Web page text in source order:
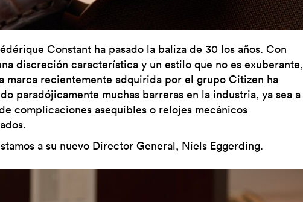
Constant ha pasado la baliza de 30 los años. Con
discreción característica y un estilo que no es exuberante,
marca recientemente adquirida por el grupo Citizen ha
paradójicamente muchas barreras en la industria, ya sea a
complicaciones asequibles o relojes mecánicos
a su nuevo Director General, Niels Eggerding.